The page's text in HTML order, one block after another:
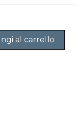
al carrello